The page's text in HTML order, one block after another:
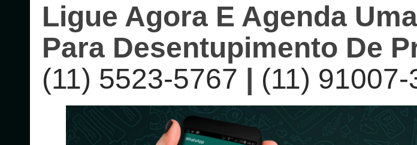
Ligue Agora E Agenda
Para Desentupimento De
(11) 5523-5767
(11) 91007-